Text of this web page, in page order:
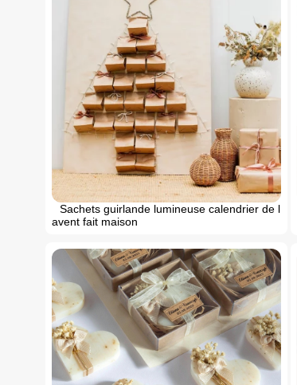
Sachets guirlande lumineuse calendrier de l
avent fait maison